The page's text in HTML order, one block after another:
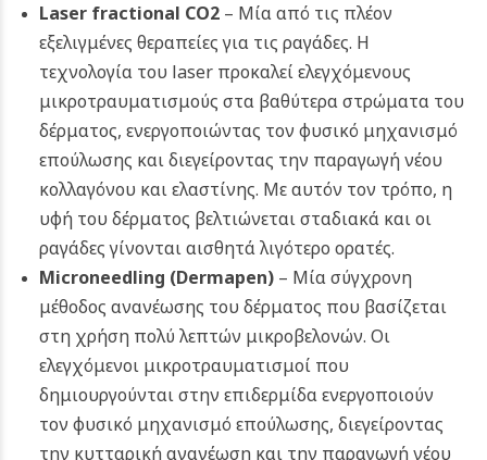
Laser fractional CO2– Μία από τις πλέον
εξελιγμένες θεραπείες για τις ραγάδες. Η
τεχνολογία του laser προκαλεί ελεγχόμενους
μικροτραυματισμούς στα βαθύτερα στρώματα του
δέρματος, ενεργοποιώντας τον φυσικό μηχανισμό
επούλωσης και διεγείροντας την παραγωγή νέου
κολλαγόνου και ελαστίνης. Με αυτόν τον τρόπο, η
υφή του δέρματος βελτιώνεται σταδιακά και οι
ραγάδες γίνονται αισθητά λιγότερο ορατές.
Microneedling (Dermapen)– Μία σύγχρονη
μέθοδος ανανέωσης του δέρματος που βασίζεται
στη χρήση πολύ λεπτών μικροβελονών. Οι
ελεγχόμενοι μικροτραυματισμοί που
δημιουργούνται στην επιδερμίδα ενεργοποιούν
τον φυσικό μηχανισμό επούλωσης, διεγείροντας
την κυτταρική ανανέωση και την παραγωγή νέου